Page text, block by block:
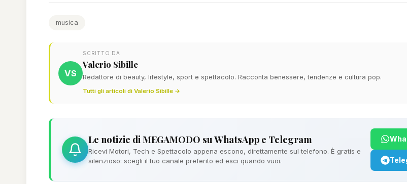
musica
VS
SCRITTO DA
Valerio Sibille
Redattore di beauty, lifestyle, sport e spettacolo. Racconta benessere, tendenze e cultura pop.
Tutti gli articoli di Valerio Sibille →
Le notizie di MEGAMODO su WhatsApp e Telegram
Ricevi Motori, Tech e Spettacolo appena escono, direttamente sul telefono. È gratis e
silenzioso: scegli il tuo canale preferito ed esci quando vuoi.